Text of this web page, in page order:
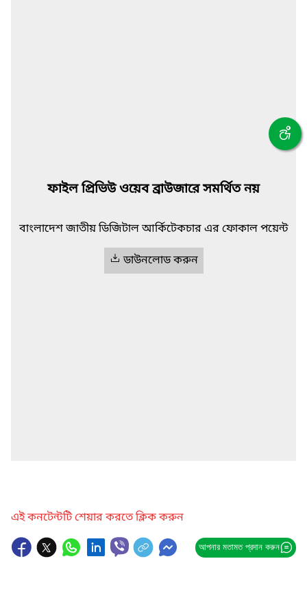
ফাইল প্রিভিউ ওয়েব ব্রাউজারে সমর্থিত নয়
বাংলাদেশ জাতীয় ডিজিটাল আর্কিটেকচার এর ফোকাল পয়েন্ট
ডাউনলোড করুন
এই কনটেন্টটি শেয়ার করতে ক্লিক করুন
আপনার মতামত প্রদান করুন